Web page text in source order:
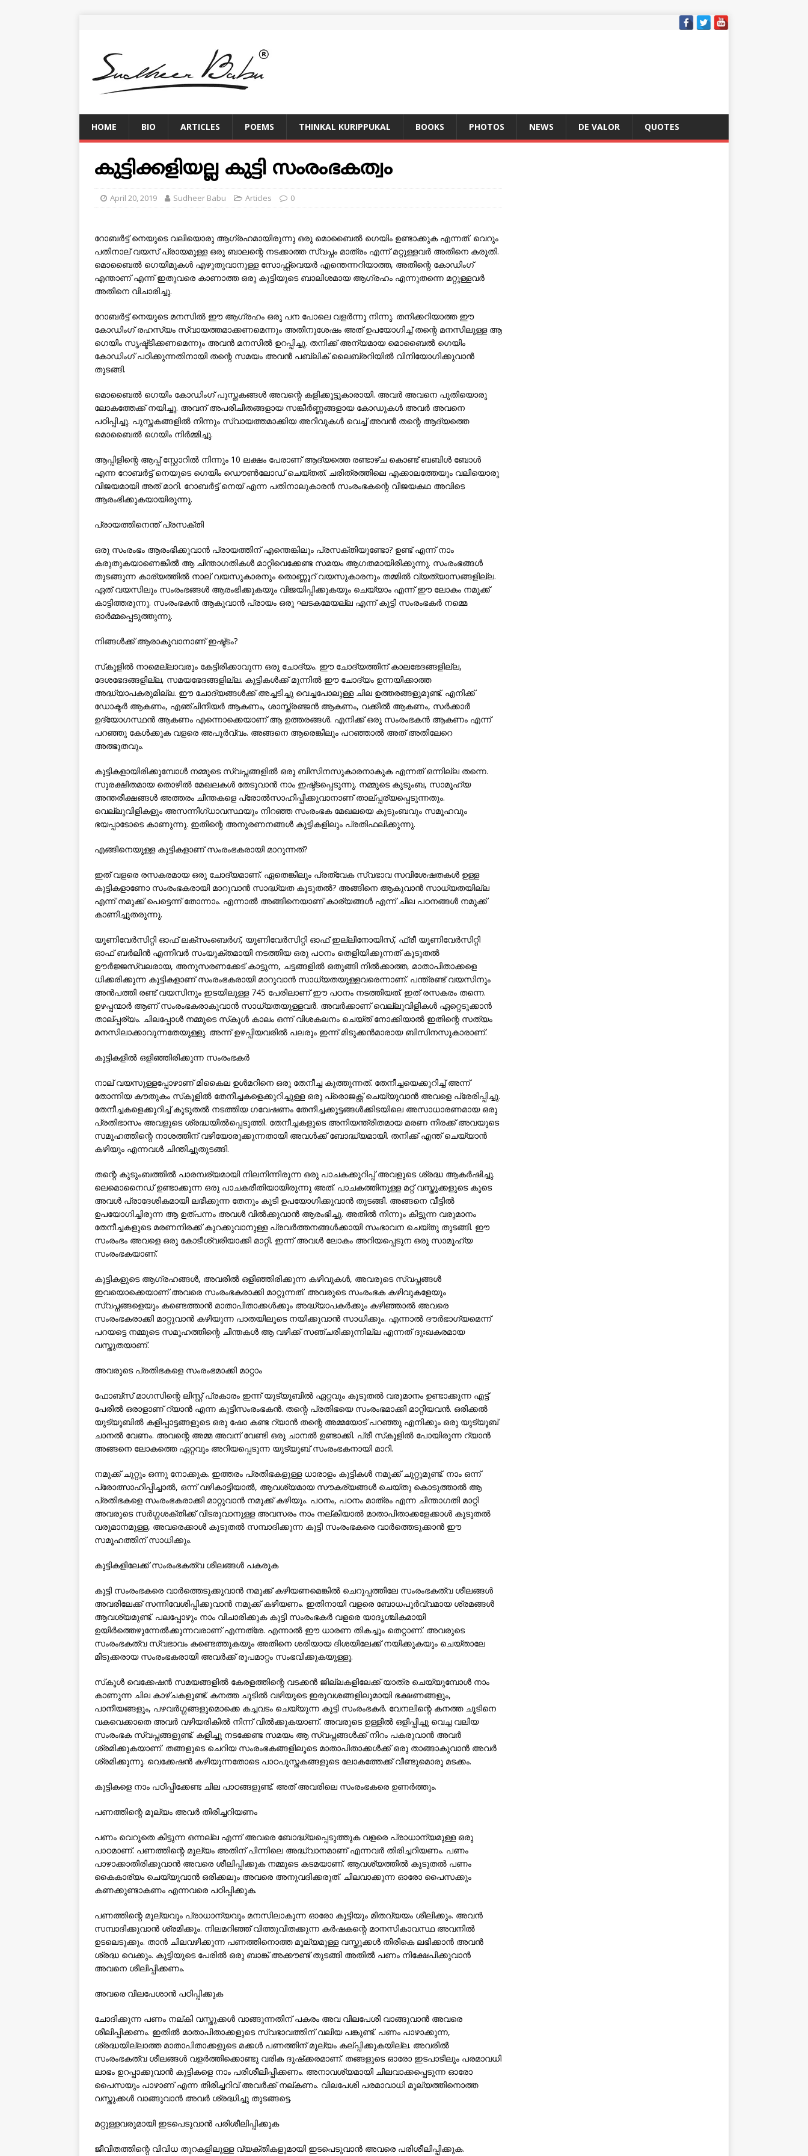
HOME BIO ARTICLES POEMS THINKAL KURIPPUKAL BOOKS PHOTOS NEWS DE VALOR QUOTES
കുട്ടിക്കളിയല്ല കുട്ടി സംരംഭകത്വം
April 20, 2019 Sudheer Babu Articles 0
റോബര്‍ട്ട് നെയുടെ വലിയൊരു ആഗ്രഹമായിരുന്നു ഒരു മൊബൈല്‍ ഗെയിം ഉണ്ടാക്കുക എന്നത്. വെറും
പതിനാല് വയസ് പ്രായമുള്ള ഒരു ബാലന്റെ നടക്കാത്ത സ്വപ്നം മാത്രം എന്ന് മറ്റുള്ളവര്‍ അതിനെ കരുതി.
മൊബൈല്‍ ഗെയിമുകള്‍ എഴുതുവാനുള്ള സോഫ്റ്റ്വെയര്‍ എന്തെന്നറിയാത്ത, അതിന്റെ കോഡിംഗ്
എന്താണ് എന്ന് ഇതുവരെ കാണാത്ത ഒരു കുട്ടിയുടെ ബാലിശമായ ആഗ്രഹം എന്നുതന്നെ മറ്റുള്ളവര്‍
അതിനെ വിചാരിച്ചു.
റോബര്‍ട്ട് നെയുടെ മനസില്‍ ഈ ആഗ്രഹം ഒരു പന പോലെ വളര്‍ന്നു നിന്നു. തനിക്കറിയാത്ത ഈ
കോഡിംഗ് രഹസ്യം സ്വായത്തമാക്കണമെന്നും അതിനുശേഷം അത് ഉപയോഗിച്ച് തന്റെ മനസിലുള്ള ആ
ഗെയിം സൃഷ്ട്ടിക്കണമെന്നും അവന്‍ മനസില്‍ ഉറപ്പിച്ചു. തനിക്ക് അന്യമായ മൊബൈല്‍ ഗെയിം
കോഡിംഗ് പഠിക്കുന്നതിനായി തന്റെ സമയം അവന്‍ പബ്ലിക് ലൈബ്രറിയില്‍ വിനിയോഗിക്കുവാന്‍
തുടങ്ങി.
മൊബൈല്‍ ഗെയിം കോഡിംഗ് പുസ്തകങ്ങള്‍ അവന്റെ കളിക്കൂട്ടുകാരായി. അവര്‍ അവനെ പുതിയൊരു
ലോകത്തേക്ക് നയിച്ചു. അവന് അപരിചിതങ്ങളായ സങ്കീര്‍ണ്ണങ്ങളായ കോഡുകള്‍ അവര്‍ അവനെ
പഠിപ്പിച്ചു. പുസ്തകങ്ങളില്‍ നിന്നും സ്വായത്തമാക്കിയ അറിവുകള്‍ വെച്ച് അവന്‍ തന്റെ ആദ്യത്തെ
മൊബൈല്‍ ഗെയിം നിര്‍മ്മിച്ചു.
ആപ്പിളിന്റെ ആപ്പ് സ്റ്റോറില്‍ നിന്നും 10 ലക്ഷം പേരാണ് ആദ്യത്തെ രണ്ടാഴ്ച കൊണ്ട് ബബിള്‍ ബോള്‍
എന്ന റോബര്‍ട്ട് നെയുടെ ഗെയിം ഡൌണ്‍ലോഡ് ചെയ്തത്. ചരിത്രത്തിലെ എക്കാലത്തേയും വലിയൊരു
വിജയമായി അത് മാറി. റോബര്‍ട്ട് നെയ് എന്ന പതിനാലുകാരന്‍ സംരംഭകന്റെ വിജയകഥ അവിടെ
ആരംഭിക്കുകയായിരുന്നു.
പ്രായത്തിനെന്ത് പ്രസക്തി
ഒരു സംരംഭം ആരംഭിക്കുവാന്‍ പ്രായത്തിന് എന്തെങ്കിലും പ്രസക്തിയുണ്ടോ? ഉണ്ട് എന്ന് നാം
കരുതുകയാണെങ്കില്‍ ആ ചിന്താഗതികള്‍ മാറ്റിവെക്കേണ്ട സമയം ആഗതമായിരിക്കുന്നു. സംരംഭങ്ങള്‍
തുടങ്ങുന്ന കാര്യത്തില്‍ നാല് വയസുകാരനും തൊണ്ണൂറ് വയസുകാരനും തമ്മില്‍ വ്യത്യാസങ്ങളില്ല.
ഏത് വയസിലും സംരംഭങ്ങള്‍ ആരംഭിക്കുകയും വിജയിപ്പിക്കുകയും ചെയ്യാം എന്ന് ഈ ലോകം നമുക്ക്
കാട്ടിത്തരുന്നു. സംരംഭകന്‍ ആകുവാന്‍ പ്രായം ഒരു ഘടകമേയല്ല എന്ന് കുട്ടി സംരംഭകര്‍ നമ്മെ
ഓര്‍മ്മപ്പെടുത്തുന്നു.
നിങ്ങള്‍ക്ക് ആരാകുവാനാണ് ഇഷ്ട്ടം?
സ്‌കൂളില്‍ നാമെല്ലാവരും കേട്ടിരിക്കാവുന്ന ഒരു ചോദ്യം. ഈ ചോദ്യത്തിന് കാലഭേദങ്ങളില്ല,
ദേശഭേദങ്ങളില്ല, സമയഭേദങ്ങളില്ല. കുട്ടികള്‍ക്ക് മുന്നില്‍ ഈ ചോദ്യം ഉന്നയിക്കാത്ത
അദ്ധ്യാപകരുമില്ല. ഈ ചോദ്യങ്ങള്‍ക്ക് അച്ചടിച്ചു വെച്ചപോലുള്ള ചില ഉത്തരങ്ങളുമുണ്ട്. എനിക്ക്
ഡോക്ടര്‍ ആകണം, എഞ്ചിനീയര്‍ ആകണം, ശാസ്ത്രഞ്ജന്‍ ആകണം, വക്കീല്‍ ആകണം, സര്‍ക്കാര്‍
ഉദ്യോഗസ്ഥന്‍ ആകണം എന്നൊക്കെയാണ് ആ ഉത്തരങ്ങള്‍. എനിക്ക് ഒരു സംരംഭകന്‍ ആകണം എന്ന്
പറഞ്ഞു കേള്‍ക്കുക വളരെ അപൂര്‍വ്വം. അങ്ങനെ ആരെങ്കിലും പറഞ്ഞാല്‍ അത് അതിലേറെ
അത്ഭുതവും.
കുട്ടികളായിരിക്കുമ്പോള്‍ നമ്മുടെ സ്വപ്നങ്ങളില്‍ ഒരു ബിസിനസുകാരനാകുക എന്നത് ഒന്നില്ല തന്നെ.
സുരക്ഷിതമായ തൊഴില്‍ മേഖലകള്‍ തേടുവാന്‍ നാം ഇഷ്ട്ടപ്പെടുന്നു. നമ്മുടെ കുടുംബ, സാമൂഹ്യ
അന്തരീക്ഷങ്ങള്‍ അത്തരം ചിന്തകളെ പ്രോല്‍സാഹിപ്പിക്കുവാനാണ് താല്പ്പര്യപ്പെടുന്നതും.
വെല്ലുവിളികളും അസന്നിഗ്ധാവസ്ഥയും നിറഞ്ഞ സംരംഭക മേഖലയെ കുടുംബവും സമൂഹവും
ഭയപ്പാടോടെ കാണുന്നു. ഇതിന്റെ അനുരണനങ്ങള്‍ കുട്ടികളിലും പ്രതിഫലിക്കുന്നു.
എങ്ങിനെയുള്ള കുട്ടികളാണ് സംരംഭകരായി മാറുന്നത്?
ഇത് വളരെ രസകരമായ ഒരു ചോദ്യമാണ്. ഏതെങ്കിലും പ്രത്വേക സ്വഭാവ സവിശേഷതകള്‍ ഉള്ള
കുട്ടികളാണോ സംരംഭകരായി മാറുവാന്‍ സാദ്ധ്യത കൂടുതല്‍? അങ്ങിനെ ആകുവാന്‍ സാധ്യതയില്ല
എന്ന് നമുക്ക് പെട്ടെന്ന് തോന്നാം. എന്നാല്‍ അങ്ങിനെയാണ് കാര്യങ്ങള്‍ എന്ന് ചില പഠനങ്ങള്‍ നമുക്ക്
കാണിച്ചുതരുന്നു.
യൂണിവേര്‍സിറ്റി ഓഫ് ലക്‌സംബെര്‍ഗ്, യൂണിവേര്‍സിറ്റി ഓഫ് ഇല്ലിനോയിസ്, ഫ്രീ യൂണിവേര്‍സിറ്റി
ഓഫ് ബര്‍ലിന്‍ എന്നിവര്‍ സംയുക്തമായി നടത്തിയ ഒരു പഠനം തെളിയിക്കുന്നത് കൂടുതല്‍
ഊര്‍ജ്ജസ്വലരായ, അനുസരണക്കേട് കാട്ടുന്ന, ചട്ടങ്ങളില്‍ ഒതുങ്ങി നില്‍ക്കാത്ത, മാതാപിതാക്കളെ
ധിക്കരിക്കുന്ന കുട്ടികളാണ് സംരംഭകരായി മാറുവാന്‍ സാധ്യതയുള്ളവരെന്നാണ്. പന്ത്രണ്ട് വയസിനും
അന്‍പത്തി രണ്ട് വയസിനും ഇടയിലുള്ള 745 പേരിലാണ് ഈ പഠനം നടത്തിയത്. ഇത് രസകരം തന്നെ.
ഉഴപ്പന്മാര്‍ ആണ് സംരംഭകരാകുവാന്‍ സാധ്യതയുള്ളവര്‍. അവര്‍ക്കാണ് വെല്ലുവിളികള്‍ ഏറ്റെടുക്കാന്‍
താല്പ്പര്യം. ചിലപ്പോള്‍ നമ്മുടെ സ്‌കൂള്‍ കാലം ഒന്ന് വിശകലനം ചെയ്ത് നോക്കിയാല്‍ ഇതിന്റെ സത്യം
മനസിലാക്കാവുന്നതേയുള്ളു. അന്ന് ഉഴപ്പിയവരില്‍ പലരും ഇന്ന് മിടുക്കന്‍മാരായ ബിസിനസുകാരാണ്.
കുട്ടികളില്‍ ഒളിഞ്ഞിരിക്കുന്ന സംരംഭകര്‍
നാല് വയസുള്ളപ്പോഴാണ് മികൈല ഉള്‍മറിനെ ഒരു തേനീച്ച കുത്തുന്നത്. തേനീച്ചയെക്കുറിച്ച് അന്ന്
തോന്നിയ കൗതുകം സ്‌കൂളില്‍ തേനീച്ചകളെക്കുറിച്ചുള്ള ഒരു പ്രൊജക്റ്റ് ചെയ്യുവാന്‍ അവളെ പ്രേരിപ്പിച്ചു.
തേനീച്ചകളെക്കുറിച്ച് കൂടുതല്‍ നടത്തിയ ഗവേഷണം തേനീച്ചക്കൂട്ടങ്ങള്‍ക്കിടയിലെ അസാധാരണമായ ഒരു
പ്രതിഭാസം അവളുടെ ശ്രദ്ധയില്‍പ്പെടുത്തി. തേനീച്ചകളുടെ അനിയന്ത്രിതമായ മരണ നിരക്ക് അവയുടെ
സമൂഹത്തിന്റെ നാശത്തിന് വഴിയോരുക്കുന്നതായി അവള്‍ക്ക് ബോദ്ധ്യമായി. തനിക്ക് എന്ത് ചെയ്യാന്‍
കഴിയും എന്നവള്‍ ചിന്തിച്ചുതുടങ്ങി.
തന്റെ കുടുംബത്തില്‍ പാരമ്പര്യമായി നിലനിന്നിരുന്ന ഒരു പാചകക്കുറിപ്പ് അവളുടെ ശ്രദ്ധ ആകര്‍ഷിച്ചു.
ലെമൊനൈഡ് ഉണ്ടാക്കുന്ന ഒരു പാചകരീതിയായിരുന്നു അത്. പാചകത്തിനുള്ള മറ്റ് വസ്തുക്കളുടെ കൂടെ
അവള്‍ പ്രാദേശികമായി ലഭിക്കുന്ന തേനും കൂടി ഉപയോഗിക്കുവാന്‍ തുടങ്ങി. അങ്ങനെ വീട്ടില്‍
ഉപയോഗിച്ചിരുന്ന ആ ഉത്പന്നം അവള്‍ വില്‍ക്കുവാന്‍ ആരംഭിച്ചു. അതില്‍ നിന്നും കിട്ടുന്ന വരുമാനം
തേനീച്ചകളുടെ മരണനിരക്ക് കുറക്കുവാനുള്ള പ്രവര്‍ത്തനങ്ങള്‍ക്കായി സംഭാവന ചെയ്തു തുടങ്ങി. ഈ
സംരംഭം അവളെ ഒരു കോടീശ്വരിയാക്കി മാറ്റി. ഇന്ന് അവള്‍ ലോകം അറിയപ്പെടുന ഒരു സാമൂഹ്യ
സംരംഭകയാണ്.
കുട്ടികളുടെ ആഗ്രഹങ്ങള്‍, അവരില്‍ ഒളിഞ്ഞിരിക്കുന്ന കഴിവുകള്‍, അവരുടെ സ്വപ്നങ്ങള്‍
ഇവയൊക്കെയാണ് അവരെ സംരംഭകരാക്കി മാറ്റുന്നത്. അവരുടെ സംരംഭക കഴിവുകളേയും
സ്വപ്നങ്ങളെയും കണ്ടെത്താന്‍ മാതാപിതാക്കള്‍ക്കും അദ്ധ്യാപകര്‍ക്കും കഴിഞ്ഞാല്‍ അവരെ
സംരംഭകരാക്കി മാറ്റുവാന്‍ കഴിയുന്ന പാതയിലൂടെ നയിക്കുവാന്‍ സാധിക്കും. എന്നാല്‍ ദൗര്‍ഭാഗ്യമെന്ന്
പറയട്ടെ നമ്മുടെ സമൂഹത്തിന്റെ ചിന്തകള്‍ ആ വഴിക്ക് സഞ്ചരിക്കുന്നില്ല എന്നത് ദുഃഖകരമായ
വസ്തുതയാണ്.
അവരുടെ പ്രതിഭകളെ സംരംഭമാക്കി മാറ്റാം
ഫോബ്‌സ് മാഗസിന്റെ ലിസ്റ്റ് പ്രകാരം ഇന്ന് യുട്യൂബില്‍ ഏറ്റവും കൂടുതല്‍ വരുമാനം ഉണ്ടാക്കുന്ന എട്ട്
പേരില്‍ ഒരാളാണ് റ്യാന്‍ എന്ന കുട്ടിസംരംഭകന്‍. തന്റെ പ്രതിഭയെ സംരംഭമാക്കി മാറ്റിയവന്‍. ഒരിക്കല്‍
യുട്യൂബില്‍ കളിപ്പാട്ടങ്ങളുടെ ഒരു ഷോ കണ്ട റ്യാന്‍ തന്റെ അമ്മയോട് പറഞ്ഞു എനിക്കും ഒരു യുട്യൂബ്
ചാനല്‍ വേണം. അവന്റെ അമ്മ അവന് വേണ്ടി ഒരു ചാനല്‍ ഉണ്ടാക്കി. പ്രീ സ്‌കൂളില്‍ പോയിരുന്ന റ്യാന്‍
അങ്ങനെ ലോകത്തെ ഏറ്റവും അറിയപ്പെടുന്ന യുട്യൂബ് സംരംഭകനായി മാറി.
നമുക്ക് ചുറ്റും ഒന്നു നോക്കുക. ഇത്തരം പ്രതിഭകളുള്ള ധാരാളം കുട്ടികള്‍ നമുക്ക് ചുറ്റുമുണ്ട്. നാം ഒന്ന്
പ്രോത്സാഹിപ്പിച്ചാല്‍, ഒന്ന് വഴികാട്ടിയാല്‍, ആവശ്യമായ സൗകര്യങ്ങള്‍ ചെയ്തു കൊടുത്താല്‍ ആ
പ്രതിഭകളെ സംരംഭകരാക്കി മാറ്റുവാന്‍ നമുക്ക് കഴിയും. പഠനം, പഠനം മാത്രം എന്ന ചിന്താഗതി മാറ്റി
അവരുടെ സര്‍ഗ്ഗശക്തിക്ക് വിടരുവാനുള്ള അവസരം നാം നല്കിയാല്‍ മാതാപിതാക്കളേക്കാള്‍ കൂടുതല്‍
വരുമാനമുള്ള, അവരെക്കാള്‍ കൂടുതല്‍ സമ്പാദിക്കുന്ന കുട്ടി സംരംഭകരെ വാര്‍ത്തെടുക്കാന്‍ ഈ
സമൂഹത്തിന് സാധിക്കും.
കുട്ടികളിലേക്ക് സംരംഭകത്വ ശീലങ്ങള്‍ പകരുക
കുട്ടി സംരംഭകരെ വാര്‍ത്തെടുക്കുവാന്‍ നമുക്ക് കഴിയണമെങ്കില്‍ ചെറുപ്പത്തിലേ സംരംഭകത്വ ശീലങ്ങള്‍
അവരിലേക്ക് സന്നിവേശിപ്പിക്കുവാന്‍ നമുക്ക് കഴിയണം. ഇതിനായി വളരെ ബോധപൂര്‍വ്വമായ ശ്രമങ്ങള്‍
ആവശ്യമുണ്ട്. പലപ്പോഴും നാം വിചാരിക്കുക കുട്ടി സംരംഭകര്‍ വളരെ യാദൃശ്ചികമായി
ഉയിര്‍ത്തെഴുന്നേല്‍ക്കുന്നവരാണ് എന്നത്രേ. എന്നാല്‍ ഈ ധാരണ തികച്ചും തെറ്റാണ്. അവരുടെ
സംരംഭകത്വ സ്വഭാവം കണ്ടെത്തുകയും അതിനെ ശരിയായ ദിശയിലേക്ക് നയിക്കുകയും ചെയ്താലേ
മിടുക്കരായ സംരംഭകരായി അവര്‍ക്ക് രൂപമാറ്റം സംഭവിക്കുകയുള്ളൂ.
സ്‌കൂള്‍ വെക്കേഷന്‍ സമയങ്ങളില്‍ കേരളത്തിന്റെ വടക്കന്‍ ജില്ലകളിലേക്ക് യാത്ര ചെയ്യുമ്പോള്‍ നാം
കാണുന്ന ചില കാഴ്ചകളുണ്ട്. കനത്ത ചൂടില്‍ വഴിയുടെ ഇരുവശങ്ങളിലുമായി ഭക്ഷണങ്ങളും,
പാനീയങ്ങളും, പഴവര്‍ഗ്ഗങ്ങളുമൊക്കെ കച്ചവടം ചെയ്യുന്ന കുട്ടി സംരംഭകര്‍. വേനലിന്റെ കനത്ത ചൂടിനെ
വകവെക്കാതെ അവര്‍ വഴിയരികില്‍ നിന്ന് വില്‍ക്കുകയാണ്. അവരുടെ ഉള്ളില്‍ ഒളിപ്പിച്ചു വെച്ച വലിയ
സംരംഭക സ്വപ്നങ്ങളുണ്ട്. കളിച്ചു നടക്കേണ്ട സമയം ആ സ്വപ്നങ്ങള്‍ക്ക് നിറം പകരുവാന്‍ അവര്‍
ശ്രമിക്കുകയാണ്. തങ്ങളുടെ ചെറിയ സംരംഭകങ്ങളിലൂടെ മാതാപിതാക്കള്‍ക്ക് ഒരു താങ്ങാകുവാന്‍ അവര്‍
ശ്രമിക്കുന്നു. വെക്കേഷന്‍ കഴിയുന്നതോടെ പാഠപുസ്തകങ്ങളുടെ ലോകത്തേക്ക് വീണ്ടുമൊരു മടക്കം.
കുട്ടികളെ നാം പഠിപ്പിക്കേണ്ട ചില പാഠങ്ങളുണ്ട്. അത് അവരിലെ സംരംഭകരെ ഉണര്‍ത്തും.
പണത്തിന്റെ മൂല്യം അവര്‍ തിരിച്ചറിയണം
പണം വെറുതെ കിട്ടുന്ന ഒന്നല്ല എന്ന് അവരെ ബോദ്ധ്യപ്പെടുത്തുക വളരെ പ്രാധാന്യമുള്ള ഒരു
പാഠമാണ്. പണത്തിന്റെ മൂല്യം അതിന് പിന്നിലെ അദ്ധ്വാനമാണ് എന്നവര്‍ തിരിച്ചറിയണം. പണം
പാഴാക്കാതിരിക്കുവാന്‍ അവരെ ശീലിപ്പിക്കുക നമ്മുടെ കടമയാണ്. ആവശ്യത്തില്‍ കൂടുതല്‍ പണം
കൈകാര്യം ചെയ്യുവാന്‍ ഒരിക്കലും അവരെ അനുവദിക്കരുത്. ചിലവാക്കുന്ന ഓരോ പൈസക്കും
കണക്കുണ്ടാകണം എന്നവരെ പഠിപ്പിക്കുക.
പണത്തിന്റെ മൂല്യവും പ്രാധാന്യവും മനസിലാകുന്ന ഓരോ കുട്ടിയും മിതവ്യയം ശീലിക്കും. അവന്‍
സമ്പാദിക്കുവാന്‍ ശ്രമിക്കും. നിലമറിഞ്ഞ് വിത്തുവിതക്കുന്ന കര്‍ഷകന്റെ മാനസികാവസ്ഥ അവനില്‍
ഉടലെടുക്കും. താന്‍ ചിലവഴിക്കുന്ന പണത്തിനൊത്ത മൂല്യമുള്ള വസ്തുക്കള്‍ തിരികെ ലഭിക്കാന്‍ അവന്‍
ശ്രദ്ധ വെക്കും. കുട്ടിയുടെ പേരില്‍ ഒരു ബാങ്ക് അക്കൗണ്ട് തുടങ്ങി അതില്‍ പണം നിക്ഷേപിക്കുവാന്‍
അവനെ ശീലിപ്പിക്കണം.
അവരെ വിലപേശാന്‍ പഠിപ്പിക്കുക
ചോദിക്കുന്ന പണം നല്കി വസ്തുക്കള്‍ വാങ്ങുന്നതിന് പകരം അവ വിലപേശി വാങ്ങുവാന്‍ അവരെ
ശീലിപ്പിക്കണം. ഇതില്‍ മാതാപിതാക്കളുടെ സ്വഭാവത്തിന് വലിയ പങ്കുണ്ട്. പണം പാഴാക്കുന്ന,
ശ്രദ്ധയില്ലാത്ത മാതാപിതാക്കളുടെ മക്കള്‍ പണത്തിന് മൂല്യം കല്പ്പിക്കുകയില്ല. അവരില്‍
സംരംഭകത്വ ശീലങ്ങള്‍ വളര്‍ത്തിക്കൊണ്ടു വരിക ദുഷ്‌ക്കരമാണ്. തങ്ങളുടെ ഓരോ ഇടപാടിലും പരമാവധി
ലാഭം ഉറപ്പാക്കുവാന്‍ കുട്ടികളെ നാം പരിശീലിപ്പിക്കണം. അനാവശ്യമായി ചിലവാക്കപ്പെടുന്ന ഓരോ
പൈസയും പാഴാണ് എന്ന തിരിച്ചറിവ് അവര്‍ക്ക് നല്കണം. വിലപേശി പരമാവാധി മൂല്യത്തിനൊത്ത
വസ്തുക്കള്‍ വാങ്ങുവാന്‍ അവര്‍ ശ്രദ്ധിച്ചു തുടങ്ങട്ടെ.
മറ്റുള്ളവരുമായി ഇടപെടുവാന്‍ പരിശീലിപ്പിക്കുക
ജീവിതത്തിന്റെ വിവിധ തുറകളിലുള്ള വ്യക്തികളുമായി ഇടപെടുവാന്‍ അവരെ പരിശീലിപ്പിക്കുക.